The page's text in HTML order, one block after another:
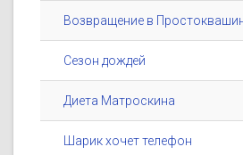
Возвращение в
Сезон дождей
Диета Матроскина
Шарик хочет телефон